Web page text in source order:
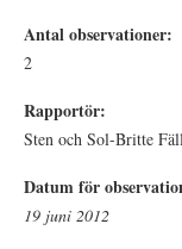
Antal observationer:
2
Rapportör:
Sten och Sol-Britte
Datum för
19 juni 2012